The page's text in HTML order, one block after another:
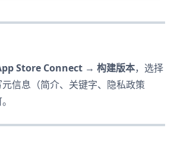
Store Connect → 构建版本，选择
信息（简介、关键字、隐私政策